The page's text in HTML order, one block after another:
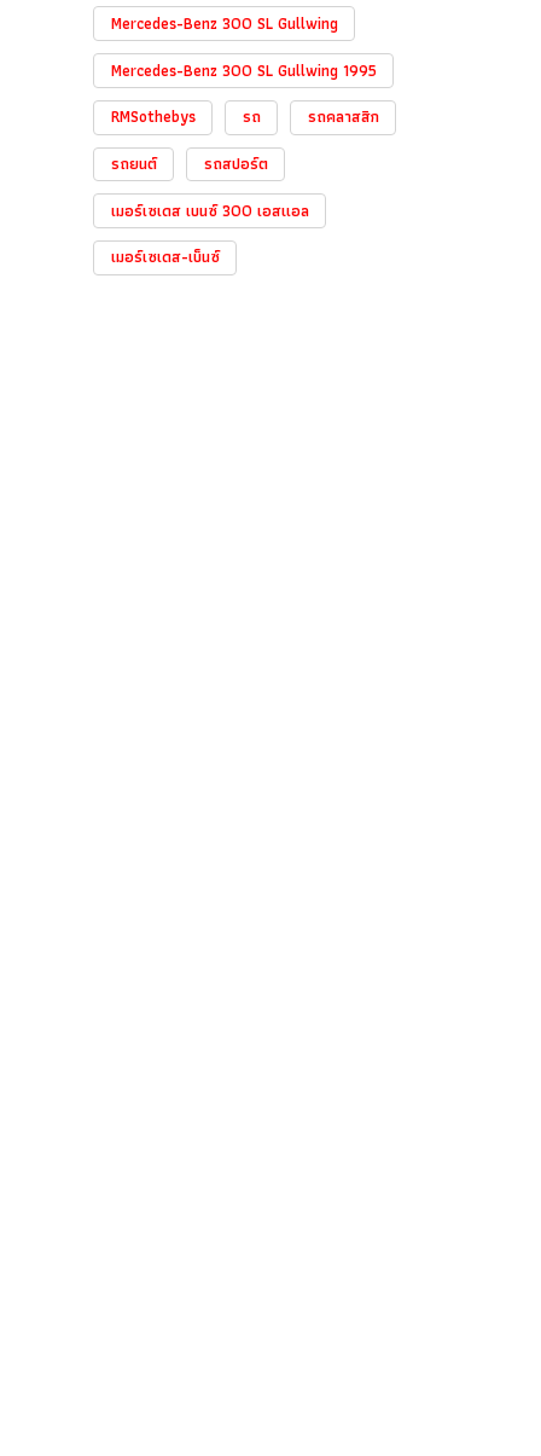
Mercedes-Benz 300 SL Gullwing
Mercedes-Benz 300 SL Gullwing 1995
RMSothebys
รถ
รถคลาสสิก
รถยนต์
รถสปอร์ต
เมอร์เซเดส เบนซ์ 300 เอสแอล
เมอร์เซเดส-เบ็นซ์